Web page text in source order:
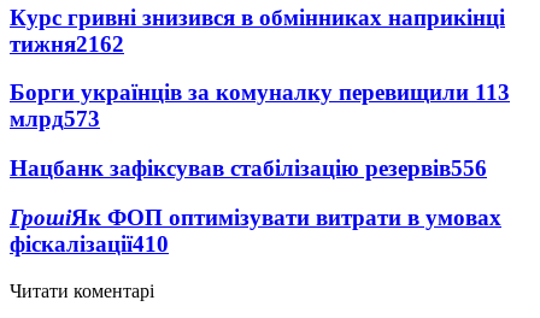
Курс гривні знизився в обмінниках наприкінці
тижня2162
Борги українців за комуналку перевищили 113
млрд573
Нацбанк зафіксував стабілізацію резервів556
ГрошіЯк ФОП оптимізувати витрати в умовах
фіскалізації410
Читати коментарі